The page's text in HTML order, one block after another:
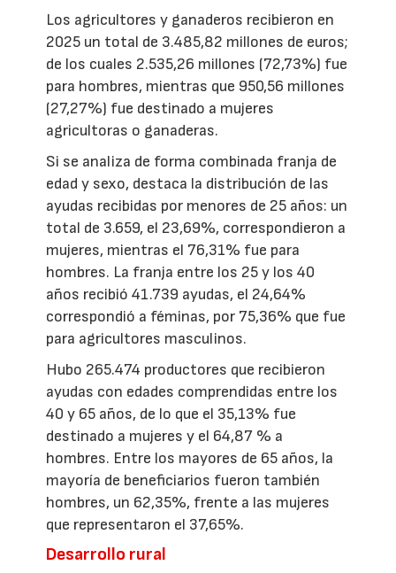
Los agricultores y ganaderos recibieron en
2025 un total de 3.485,82 millones de euros;
de los cuales 2.535,26 millones (72,73%) fue
para hombres, mientras que 950,56 millones
(27,27%) fue destinado a mujeres
agricultoras o ganaderas.
Si se analiza de forma combinada franja de
edad y sexo, destaca la distribución de las
ayudas recibidas por menores de 25 años: un
total de 3.659, el 23,69%, correspondieron a
mujeres, mientras el 76,31% fue para
hombres. La franja entre los 25 y los 40
años recibió 41.739 ayudas, el 24,64%
correspondió a féminas, por 75,36% que fue
para agricultores masculinos.
Hubo 265.474 productores que recibieron
ayudas con edades comprendidas entre los
40 y 65 años, de lo que el 35,13% fue
destinado a mujeres y el 64,87 % a
hombres. Entre los mayores de 65 años, la
mayoría de beneficiarios fueron también
hombres, un 62,35%, frente a las mujeres
que representaron el 37,65%.
Desarrollo rural